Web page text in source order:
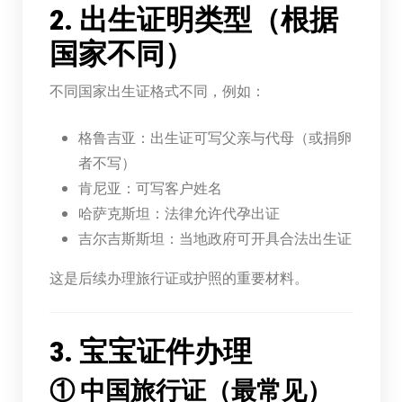
2. 出生证明类型（根据
国家不同）
不同国家出生证格式不同，例如：
格鲁吉亚：出生证可写父亲与代母（或捐卵
者不写）
肯尼亚：可写客户姓名
哈萨克斯坦：法律允许代孕出证
吉尔吉斯斯坦：当地政府可开具合法出生证
这是后续办理旅行证或护照的重要材料。
3. 宝宝证件办理
① 中国旅行证（最常见）